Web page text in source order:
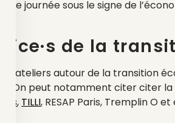
journée sous le signe de
·s de la
ateliers autour de la transition
On peut notamment citer citer la
, TILLI, RESAP Paris, Tremplin O